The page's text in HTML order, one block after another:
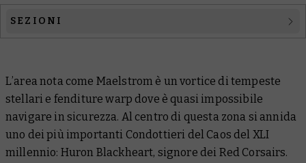
SEZIONI
Licensed Products
Black Library
Warhammer Plus
L’area nota come Maelstrom è un vortice di tempeste
stellari e fenditure warp dove è quasi impossibile
navigare in sicurezza. Al centro di questa zona si annida
uno dei più importanti Condottieri del Caos del XLI
millennio: Huron Blackheart, signore dei Red Corsairs.